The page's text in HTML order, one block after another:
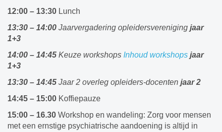
12:00 – 13:30 Lunch
13:30 – 14:00 Jaarvergadering opleidersvereniging jaar
1+3
14:00 – 14:45 Keuze workshops Inhoud workshops jaar
1+3
13:30 – 14:45 Jaar 2 overleg opleiders-docenten jaar 2
14:45 – 15:00 Koffiepauze
15:00 – 16.30 Workshop en wandeling: Zorg voor mensen
met een ernstige psychiatrische aandoening is altijd in